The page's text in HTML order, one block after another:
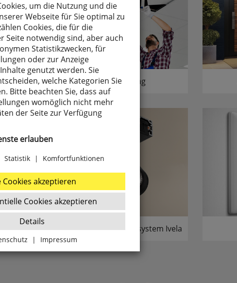
Bürobeleuchtung
1-Phasen-Stromschienensystem Ivela
um die Nutzung und die
Webseite für Sie optimal zu
Cookies, die für die
Seite notwendig sind, aber auch
Statistikzwecken, für
oder zur Anzeige
genutzt werden. Sie
welche Kategorien Sie
Bitte beachten Sie, dass auf
womöglich nicht mehr
der Seite zur Verfügung
erlauben
Statistik | Komfortfunktionen
Cookies akzeptieren
Cookies akzeptieren
Details
| Impressum
Zurück